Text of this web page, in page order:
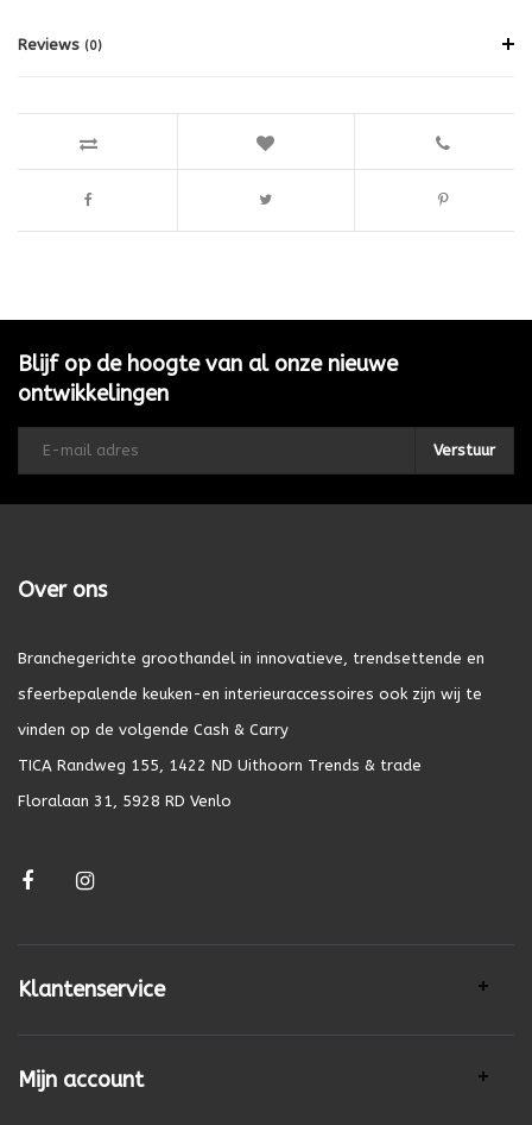
Reviews (0)
Blijf op de hoogte van al onze nieuwe
ontwikkelingen
Verstuur
Over ons
Branchegerichte groothandel in innovatieve, trendsettende en
sfeerbepalende keuken-en interieuraccessoires ook zijn wij te
vinden op de volgende Cash & Carry
TICA Randweg 155, 1422 ND Uithoorn Trends & trade
Floralaan 31, 5928 RD Venlo
Klantenservice
Mijn account